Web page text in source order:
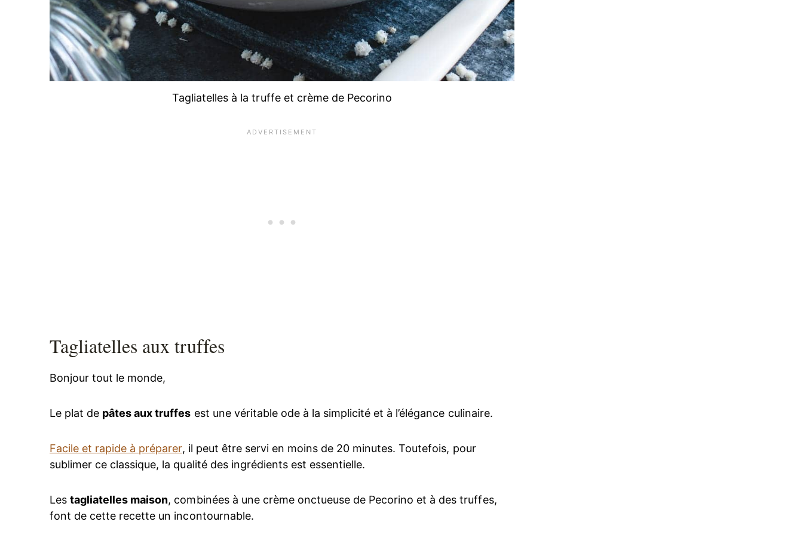
Tagliatelles à la truffe et crème de Pecorino
Tagliatelles aux truffes
Bonjour tout le monde,
Le plat de pâtes aux truffes est une véritable ode à la simplicité et à l’élégance culinaire.
Facile et rapide à préparer, il peut être servi en moins de 20 minutes. Toutefois, pour
sublimer ce classique, la qualité des ingrédients est essentielle.
Lestagliatelles maison, combinées à une crème onctueuse de Pecorino et à des truffes,
font de cette recette un incontournable.